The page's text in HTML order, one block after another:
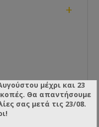
+
-
μέχρι και 23
Θα απαντήσουμε
σας μετά τις 23/08.